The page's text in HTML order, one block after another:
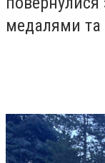
медалями та